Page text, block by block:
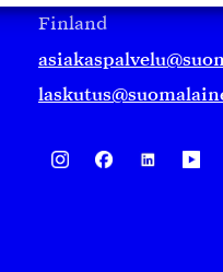
Finland